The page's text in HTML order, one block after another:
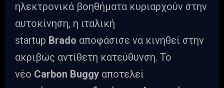
ηλεκτρονικά βοηθήματα κυριαρχούν στην
αυτοκίνηση, η ιταλική
startup Brado αποφάσισε να κινηθεί στην
ακριβώς αντίθετη κατεύθυνση. Το
νέο Carbon Buggy αποτελεί